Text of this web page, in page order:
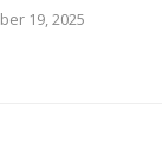
19, 2025